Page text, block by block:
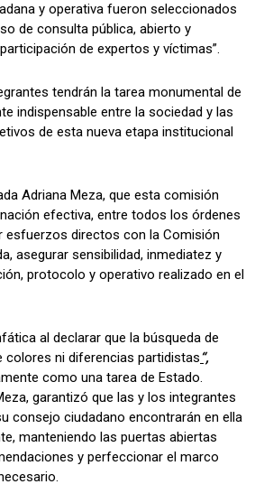
y operativa fueron seleccionados
de consulta pública, abierto y
de expertos y víctimas”.
tendrán la tarea monumental de
indispensable entre la sociedad y las
de esta nueva etapa institucional
Adriana Meza, que esta comisión
efectiva, entre todos los órdenes
esfuerzos directos con la Comisión
asegurar sensibilidad, inmediatez y
protocolo y operativo realizado en el
al declarar que la búsqueda de
colores ni diferencias partidistas “,
como una tarea de Estado.
garantizó que las y los integrantes
consejo ciudadano encontrarán en ella
manteniendo las puertas abiertas
y perfeccionar el marco